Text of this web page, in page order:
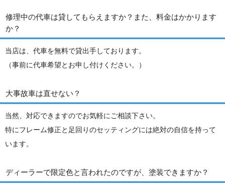
修理中の代車は貸してもらえますか？また、料金はかかります
か？
当店は、代車を無料で貸出手しております。
（事前に代車希望とお申し付けください。）
大事故車は直せない？
当然、対応できますのでお気軽にご相談下さい。
特にフレーム修正と足回りのセッティングには絶対の自信を持って
います。
ディーラーで限定色と言われたのですが、塗装できますか？